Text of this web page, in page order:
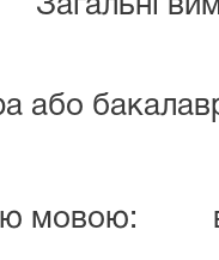
Загальні
або
мовою: